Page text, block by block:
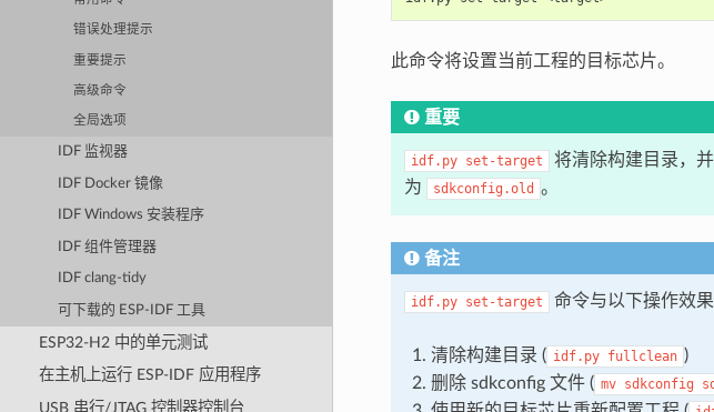
错误处理提示
重要提示
高级命令
全局选项
IDF 监视器
IDF Docker 镜像
IDF Windows 安装程序
IDF 组件管理器
IDF clang-tidy
可下载的 ESP-IDF 工具
ESP32-H2 中的单元测试
在主机上运行 ESP-IDF 应用程序
USB 串行/JTAG 控制器控制台
此命令将设置当前工程的目标芯片。
重要
idf.py set-target 将清除构建目录，
为
sdkconfig.old 。
备注
idf.py set-target 命令与以下操作效果
清除构建目录 ( idf.py fullclean )
删除 sdkconfig 文件 ( mv sdkconfig